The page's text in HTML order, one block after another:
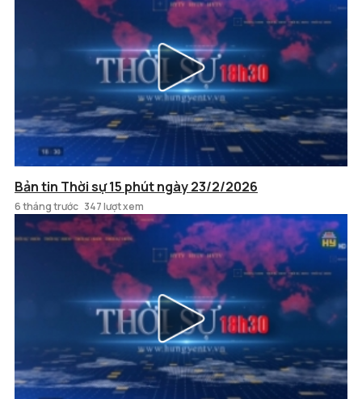
Bản tin Thời sự 15 phút ngày 23/2/2026
6 tháng trước 347 lượt xem